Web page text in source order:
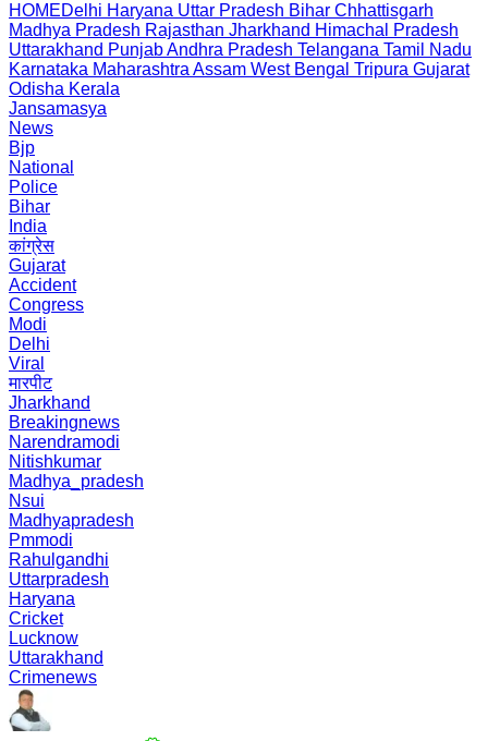
HOMEDelhi Haryana Uttar Pradesh Bihar Chhattisgarh
Madhya Pradesh Rajasthan Jharkhand Himachal Pradesh
Uttarakhand PunjabAndhra Pradesh Telangana Tamil Nadu
Karnataka Maharashtra Assam West Bengal Tripura Gujarat
Odisha Kerala
Jansamasya
News
Bjp
National
Police
Bihar
India
कांग्रेस
Gujarat
Accident
Congress
Modi
Delhi
Viral
मारपीट
Jharkhand
Breakingnews
Narendramodi
Nitishkumar
Madhya_pradesh
Nsui
Madhyapradesh
Pmmodi
Rahulgandhi
Uttarpradesh
Haryana
Cricket
Lucknow
Uttarakhand
Crimenews